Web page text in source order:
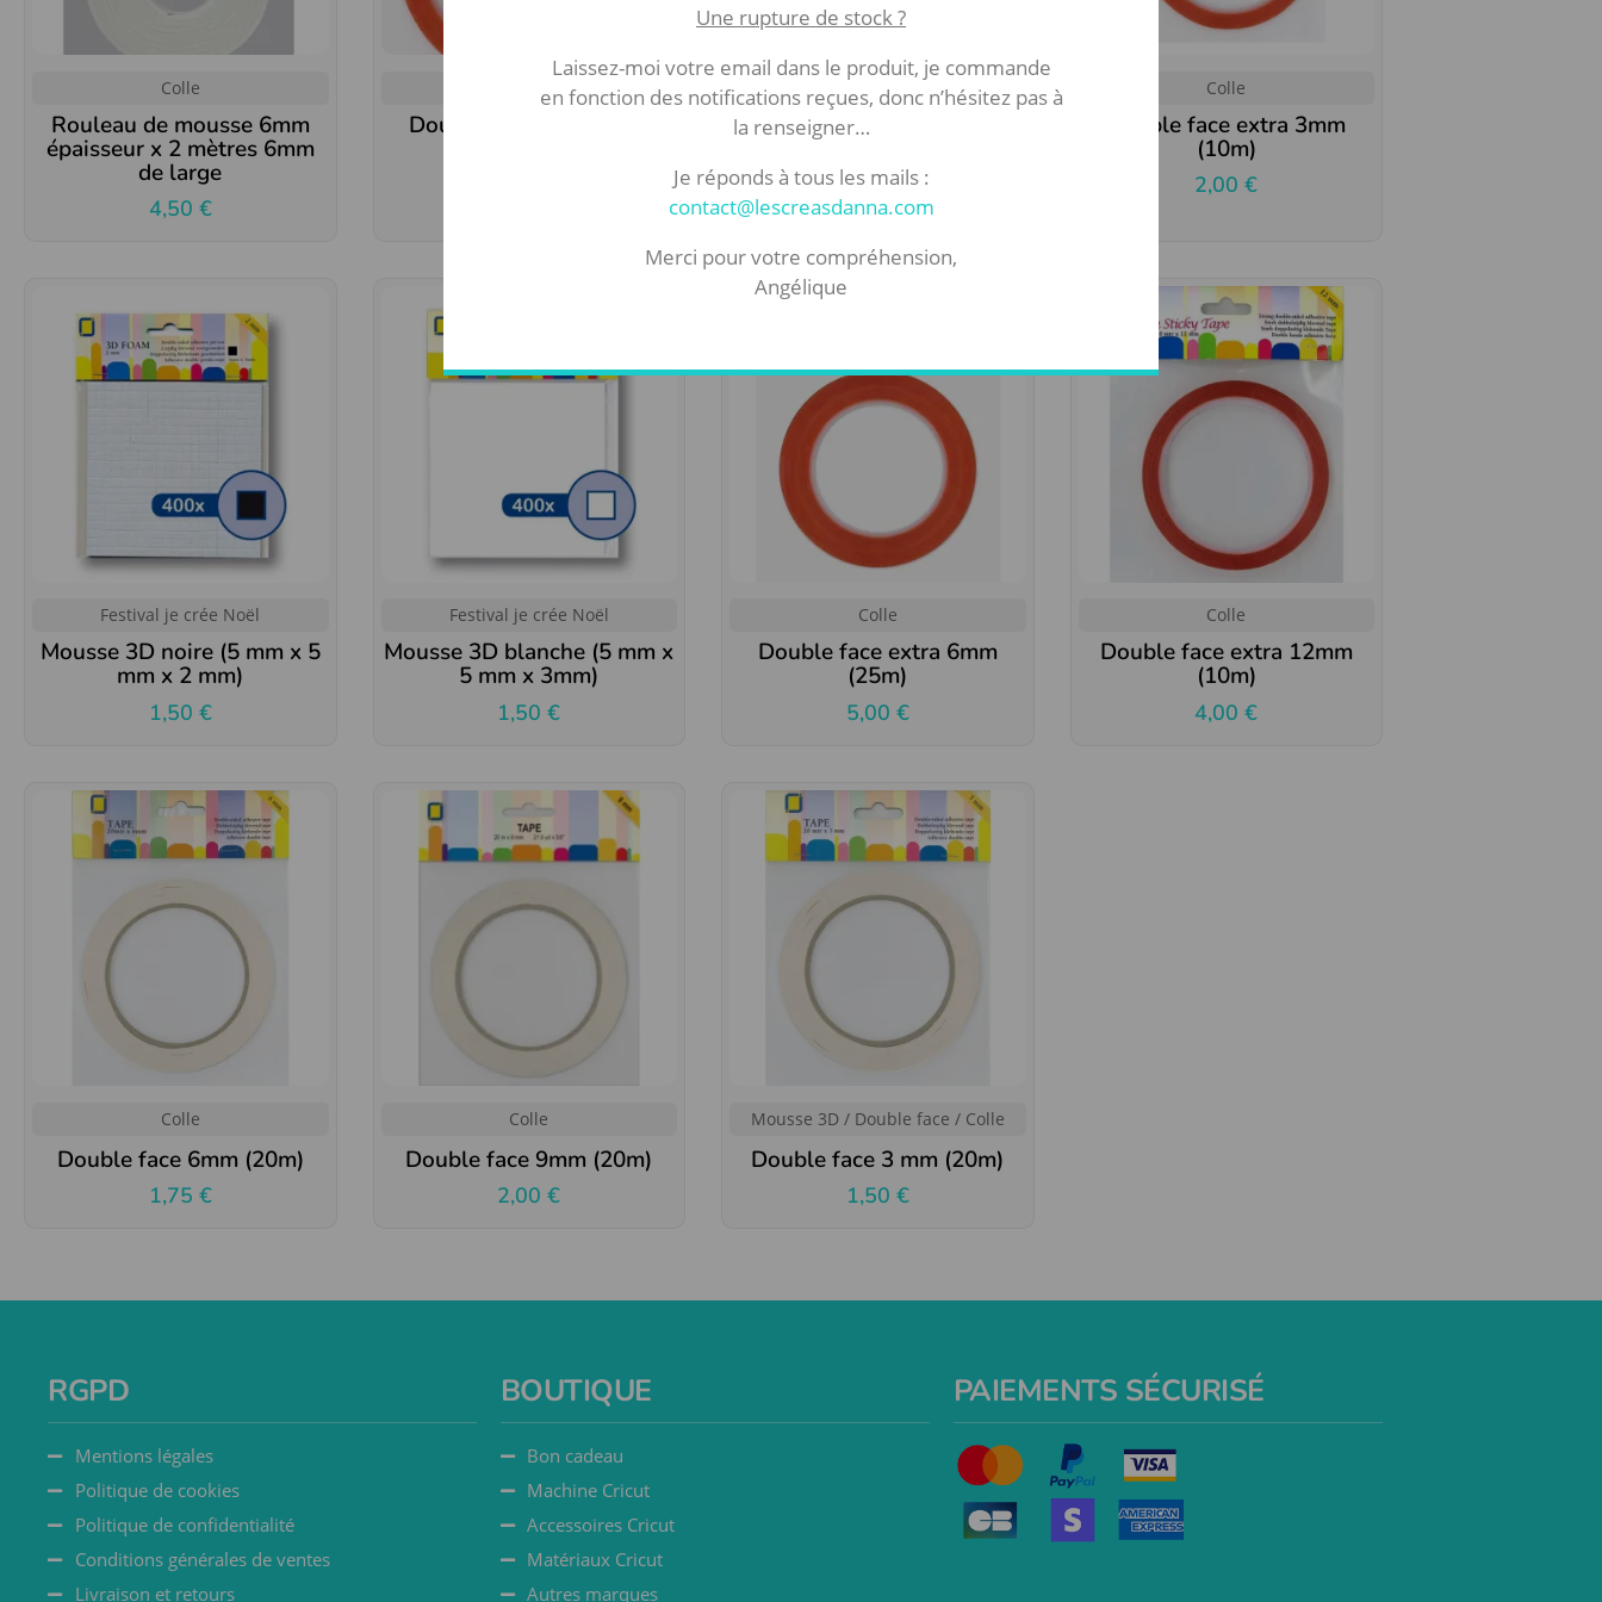
Colle
Rouleau de mousse 6mm
épaisseur x 2 mètres 6mm
de large
4,50 €
Double face extra 6mm
Fournitures loisirs créatifs
Rouleau mousse 3D double
face 2m x 12mm x 2mm
1,50€
Colle
Double face extra 3mm
(10m)
2,00€
Festival je crée Noël
Mousse 3D noire (5 mm x 5
mm x 2 mm)
1,50 €
Festival je crée Noël
Mousse 3D blanche (5 mm x
5 mm x 3mm)
1,50€
Colle
Double face extra 6mm
(25m)
5,00 €
Colle
Double face extra 12mm
(10m)
4,00€
Colle
Double face 6mm (20m)
1,75 €
Colle
Double face 9mm (20m)
2,00€
Mousse 3D / Double face / Colle
Double face 3 mm (20m)
1,50 €
RGPD
Mentions légales
Politique de cookies
Politique de confidentialité
Conditions générales de ventes
Livraison et retours
BOUTIQUE
Bon cadeau
Machine Cricut
Accessoires Cricut
Matériaux Cricut
Autres marques
PAIEMENTS SÉCURISÉ